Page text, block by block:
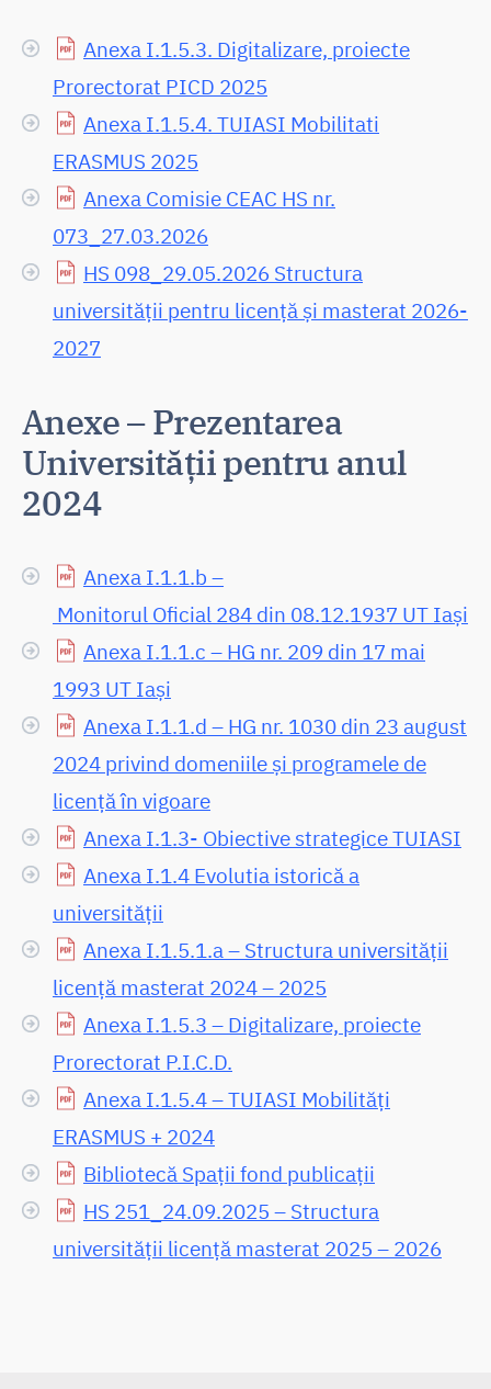
Anexa I.1.5.3. Digitalizare, proiecte
Prorectorat PICD 2025
Anexa I.1.5.4. TUIASI Mobilitati
ERASMUS 2025
Anexa Comisie CEAC HS nr.
073_27.03.2026
HS 098_29.05.2026 Structura
universității pentru licență și masterat 2026-
2027
Anexe – Prezentarea
Universității pentru anul
2024
Anexa I.1.1.b –
Monitorul Oficial 284 din 08.12.1937 UT Iași
Anexa I.1.1.c – HG nr. 209 din 17 mai
1993 UT Iași
Anexa I.1.1.d – HG nr. 1030 din 23 august
2024 privind domeniile și programele de
licență în vigoare
Anexa I.1.3- Obiective strategice TUIASI
Anexa I.1.4 Evolutia istorică a
universității
Anexa I.1.5.1.a – Structura universității
licenţă masterat 2024 – 2025
Anexa I.1.5.3 – Digitalizare, proiecte
Prorectorat P.I.C.D.
Anexa I.1.5.4 – TUIASI Mobilități
ERASMUS + 2024
Bibliotecă Spații fond publicații
HS 251_24.09.2025 – Structura
universității licență masterat 2025 – 2026